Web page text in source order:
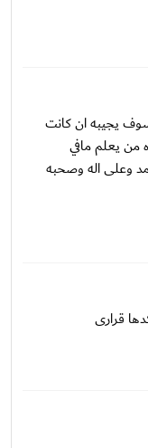
يجيبه ان كانت
من يعلم مافي
وعلى اله وصحبه
قرارى